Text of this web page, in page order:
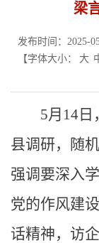
梁
发布时间：2025-
【字体大小：
大
5月14日
县调研，随
强调要深入
党的作风建
话精神，访